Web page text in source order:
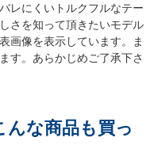
レにくいトルクフルなテー
さを知って頂きたいモデル
画像を表示しています。ま
す。あらかじめご了承下さ
んな商品も買っ